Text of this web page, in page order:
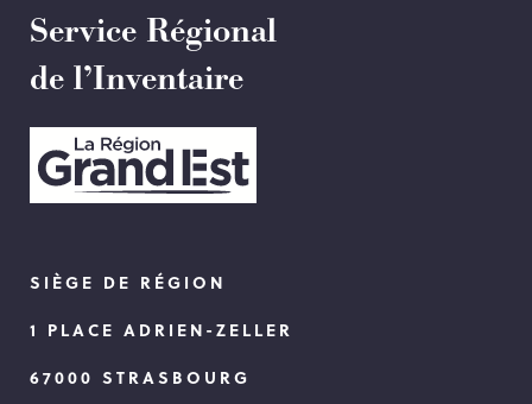
Service Régional
de l’Inventaire
SIÈGE DE RÉGION
1 PLACE ADRIEN-ZELLER
67000 STRASBOURG